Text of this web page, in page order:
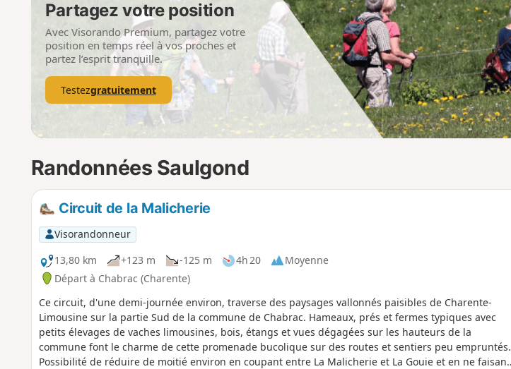
Partagez votre position
Avec Visorando Premium, partagez votre
position en temps réel à vos proches et
partez l’esprit tranquille.
Testezgratuitement
Randonnées Saulgond
Circuit de la Malicherie
Visorandonneur
13,80 km
+123 m -125 m 4h 20
Moyenne
Départ à Chabrac (Charente)
Ce circuit, d'une demi-journée environ, traverse des paysages vallonnés paisibles de Charente-
Limousine sur la partie Sud de la commune de Chabrac. Hameaux, prés et fermes typiques avec
petits élevages de vaches limousines, bois, étangs et vues dégagées sur les hauteurs de la
commune font le charme de cette promenade bucolique sur des routes et sentiers peu empruntés.
Possibilité de réduire de moitié environ en coupant entre La Malicherie et La Gouie et en ne faisant